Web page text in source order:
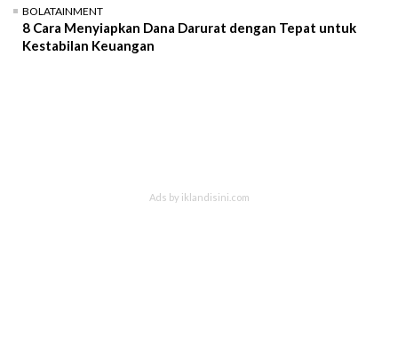
BOLATAINMENT
8 Cara Menyiapkan Dana Darurat dengan Tepat untuk
Kestabilan Keuangan